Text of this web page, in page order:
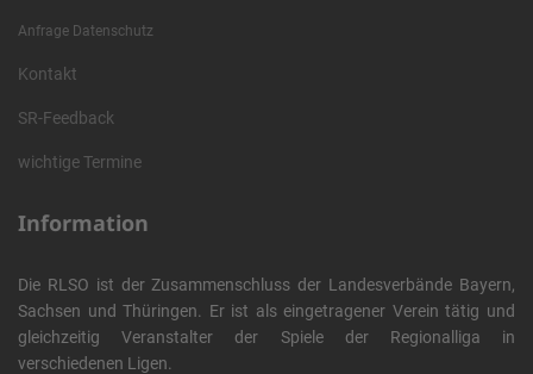
Anfrage Datenschutz
Kontakt
SR-Feedback
wichtige Termine
Information
Die RLSO ist der Zusammenschluss der Landesverbände Bayern,
Sachsen und Thüringen. Er ist als eingetragener Verein tätig und
gleichzeitig Veranstalter der Spiele der Regionalliga in
verschiedenen Ligen.